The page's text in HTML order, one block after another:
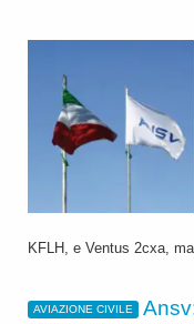
KFLH, e Ventus 2cxa,
AVIAZIONE CIVILE